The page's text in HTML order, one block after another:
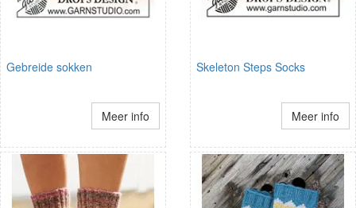
Gebreide sokken
Meer info
Skeleton Steps Socks
Meer info